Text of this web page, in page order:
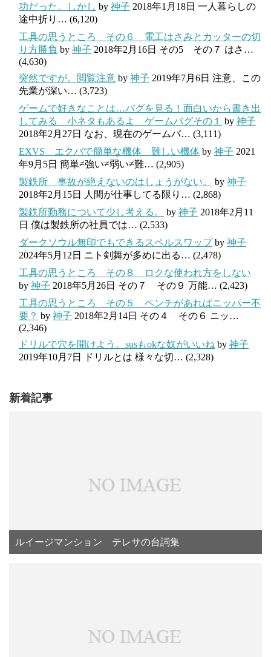
功だった。しかし by 神子 2018年1月18日 一人暮らしの
途中折り… (6,120)
工具の思うところ その６ 電工はさみとカッターの切
り方勝負 by 神子 2018年2月16日 その5 その７ はさ…
(4,630)
突然ですが。閲覧注意 by 神子 2019年7月6日 注意、この
先業が深い… (3,723)
ゲームで好きなことは…バグを見る！面白いから書き出
してみる 小ネタもあるよ ゲームバグその１
by 神子
2018年2月27日 なお、現在のゲームバ… (3,111)
EXVS エクバで簡単な機体 難しい機体 by 神子 2021
年9月5日 簡単≠強い≠弱い≠難… (2,905)
製鉄所 事故が絶えないのはしょうがない。
by 神子
2018年2月15日
人間が仕事してる限り… (2,868)
製鉄所勤務について少し考える。
by 神子 2018年2月11
日 僕は製鉄所の社員では… (2,533)
ダークソウル無印でもできるスペルスワップby 神子
2024年5月12日 ニト剣舞が多めに出る… (2,478)
工具の思うところ その８ ロクな使われ方をしない
by 神子 2018年5月26日 その７ その９ 万能… (2,423)
工具の思うところ その５ ペンチがあればニッパー不
要？ by 神子 2018年2月14日 その４ その６ ニッ…
(2,346)
ドリルで穴を開けよう。susもokな奴がいいね by 神子
2019年10月7日
ドリルとは 様々な切… (2,328)
新着記事
ルイージマンション テレサの台詞集